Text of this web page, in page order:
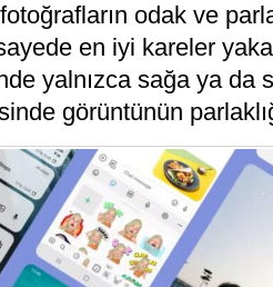
odak ve
en iyi kareler
yalnızca sağa ya da
görüntünün